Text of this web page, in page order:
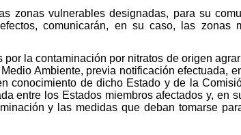
zonas vulnerables designadas, para su
comunicarán, en su caso, las zonas
la contaminación por nitratos de origen
Ambiente, previa notificación efectuada,
conocimiento de dicho Estado y de la
entre los Estados miembros afectados y, en
y las medidas que deban tomarse